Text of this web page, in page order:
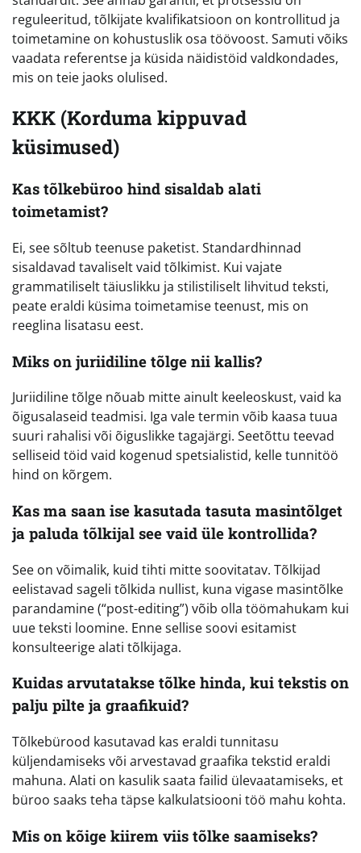
reguleeritud, tõlkijate kvalifikatsioon on kontrollitud ja
toimetamine on kohustuslik osa töövoost. Samuti võiks
vaadata referentse ja küsida näidistöid valdkondades,
mis on teie jaoks olulised.
KKK (Korduma kippuvad
küsimused)
Kas tõlkebüroo hind sisaldab alati
toimetamist?
Ei, see sõltub teenuse paketist. Standardhinnad
sisaldavad tavaliselt vaid tõlkimist. Kui vajate
grammatiliselt täiuslikku ja stilistiliselt lihvitud teksti,
peate eraldi küsima toimetamise teenust, mis on
reeglina lisatasu eest.
Miks on juriidiline tõlge nii kallis?
Juriidiline tõlge nõuab mitte ainult keeleoskust, vaid ka
õigusalaseid teadmisi. Iga vale termin võib kaasa tuua
suuri rahalisi või õiguslikke tagajärgi. Seetõttu teevad
selliseid töid vaid kogenud spetsialistid, kelle tunnitöö
hind on kõrgem.
Kas ma saan ise kasutada tasuta masintõlget
ja paluda tõlkijal see vaid üle kontrollida?
See on võimalik, kuid tihti mitte soovitatav. Tõlkijad
eelistavad sageli tõlkida nullist, kuna vigase masintõlke
parandamine (“post-editing”) võib olla töömahukam kui
uue teksti loomine. Enne sellise soovi esitamist
konsulteerige alati tõlkijaga.
Kuidas arvutatakse tõlke hinda, kui tekstis on
palju pilte ja graafikuid?
Tõlkebürood kasutavad kas eraldi tunnitasu
küljendamiseks või arvestavad graafika tekstid eraldi
mahuna. Alati on kasulik saata failid ülevaatamiseks, et
büroo saaks teha täpse kalkulatsiooni töö mahu kohta.
Mis on kõige kiirem viis tõlke saamiseks?